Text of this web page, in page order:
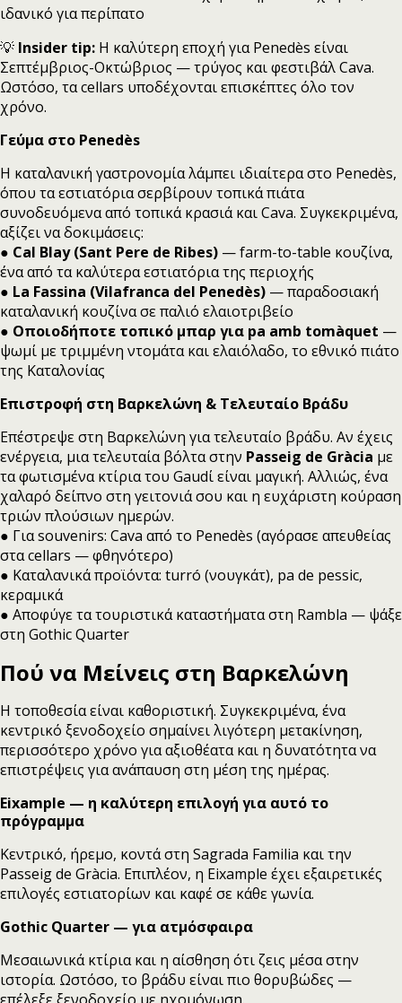
ιδανικό για περίπατο
💡 Insider tip: Η καλύτερη εποχή για Penedès είναι
Σεπτέμβριος-Οκτώβριος — τρύγος και φεστιβάλ Cava.
Ωστόσο, τα cellars υποδέχονται επισκέπτες όλο τον
χρόνο.
Γεύμα στο Penedès
Η καταλανική γαστρονομία λάμπει ιδιαίτερα στο Penedès,
όπου τα εστιατόρια σερβίρουν τοπικά πιάτα
συνοδευόμενα από τοπικά κρασιά και Cava. Συγκεκριμένα,
αξίζει να δοκιμάσεις:
● Cal Blay (Sant Pere de Ribes) — farm-to-table κουζίνα,
ένα από τα καλύτερα εστιατόρια της περιοχής
● La Fassina (Vilafranca del Penedès) — παραδοσιακή
καταλανική κουζίνα σε παλιό ελαιοτριβείο
● Οποιοδήποτε τοπικό μπαρ για pa amb tomàquet —
ψωμί με τριμμένη ντομάτα και ελαιόλαδο, το εθνικό πιάτο
της Καταλονίας
Επιστροφή στη Βαρκελώνη & Τελευταίο Βράδυ
Επέστρεψε στη Βαρκελώνη για τελευταίο βράδυ. Αν έχεις
ενέργεια, μια τελευταία βόλτα στην Passeig de Gràcia με
τα φωτισμένα κτίρια του Gaudί είναι μαγική. Αλλιώς, ένα
χαλαρό δείπνο στη γειτονιά σου και η ευχάριστη κούραση
τριών πλούσιων ημερών.
● Για souvenirs: Cava από το Penedès (αγόρασε απευθείας
στα cellars — φθηνότερο)
● Καταλανικά προϊόντα: turró (νουγκάτ), pa de pessic,
κεραμικά
● Αποφύγε τα τουριστικά καταστήματα στη Rambla — ψάξε
στη Gothic Quarter
Πού να Μείνεις στη Βαρκελώνη
Η τοποθεσία είναι καθοριστική. Συγκεκριμένα, ένα
κεντρικό ξενοδοχείο σημαίνει λιγότερη μετακίνηση,
περισσότερο χρόνο για αξιοθέατα και η δυνατότητα να
επιστρέψεις για ανάπαυση στη μέση της ημέρας.
Eixample — η καλύτερη επιλογή για αυτό το
πρόγραμμα
Κεντρικό, ήρεμο, κοντά στη Sagrada Familia και την
Passeig de Gràcia. Επιπλέον, η Eixample έχει εξαιρετικές
επιλογές εστιατορίων και καφέ σε κάθε γωνία.
Gothic Quarter — για ατμόσφαιρα
Μεσαιωνικά κτίρια και η αίσθηση ότι ζεις μέσα στην
ιστορία. Ωστόσο, το βράδυ είναι πιο θορυβώδες —